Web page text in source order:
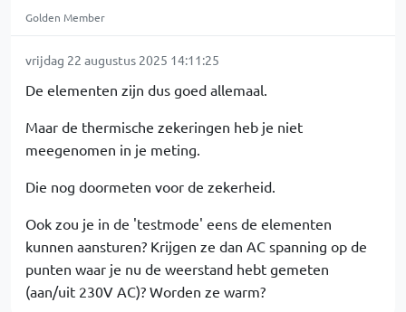
Golden Member
vrijdag 22 augustus 2025 14:11:25
De elementen zijn dus goed allemaal.
Maar de thermische zekeringen heb je niet
meegenomen in je meting.
Die nog doormeten voor de zekerheid.
Ook zou je in de 'testmode' eens de elementen
kunnen aansturen? Krijgen ze dan AC spanning op de
punten waar je nu de weerstand hebt gemeten
(aan/uit 230V AC)? Worden ze warm?